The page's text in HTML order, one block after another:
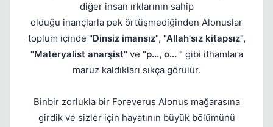
diğer insan ırklarının sahip
olduğu inançlarla pek örtüşmediğinden Alonuslar
toplum içinde "Dinsiz imansız", "Allah'sız kitapsız",
"Materyalist anarşist" ve "p..., o... " gibi ithamlara
maruz kaldıkları sıkça görülür.
Binbir zorlukla bir Foreverus Alonus mağarasına
girdik ve sizler için hayatının büyük bölümünü